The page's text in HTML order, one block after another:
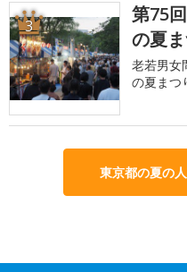
3
第75
の夏
老若男女
の夏まつ
東京都の夏の